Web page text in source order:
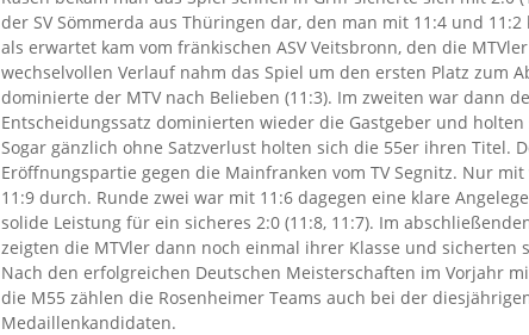
der SV Sömmerda aus Thüringen dar, den man mit 11:4 und
als erwartet kam vom fränkischen ASV Veitsbronn, den die
wechselvollen Verlauf nahm das Spiel um den ersten Platz zum
dominierte der MTV nach Belieben (11:3). Im zweiten war dann
Entscheidungssatz dominierten wieder die Gastgeber und
Sogar gänzlich ohne Satzverlust holten sich die 55er ihren Titel.
Eröffnungspartie gegen die Mainfranken vom TV Segnitz. Nur
11:9 durch. Runde zwei war mit 11:6 dagegen eine klare
solide Leistung für ein sicheres 2:0 (11:8, 11:7). Im
zeigten die MTVler dann noch einmal ihrer Klasse und sicherten
Nach den erfolgreichen Deutschen Meisterschaften im Vorjahr
die M55 zählen die Rosenheimer Teams auch bei der
Medaillenkandidaten.